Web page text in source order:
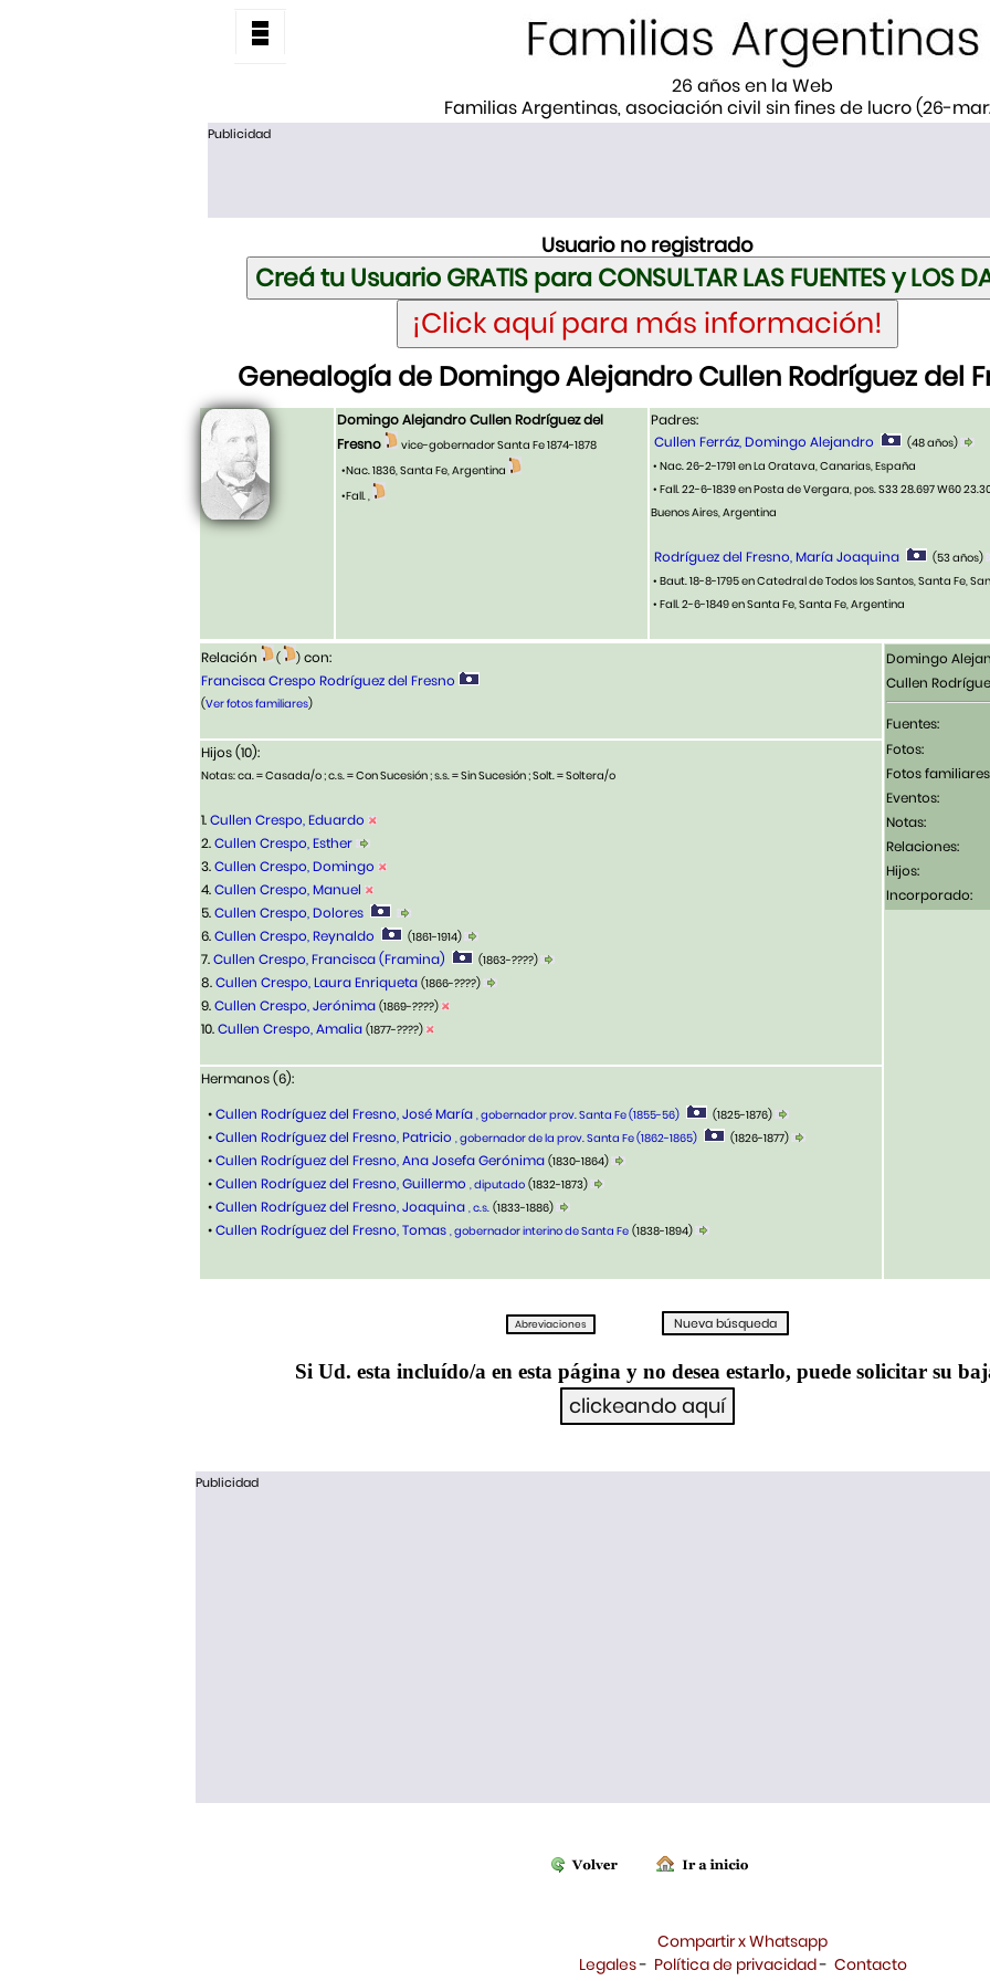
26 años en la Web
Familias Argentinas, asociación civil sin fines de lucro (26-
Publicidad
Usuario no registrado
Genealogía de Domingo Alejandro Cullen Rodríguez del
Domingo Alejandro Cullen Rodríguez del
Fresno
vice-gobernador Santa Fe 1874-1878
•Nac. 1836, Santa Fe, Argentina
•Fall. ,
Padres:
Cullen Ferráz, Domingo Alejandro
(48 años)
• Nac. 26-2-1791 en La Oratava, Canarias, España
• Fall. 22-6-1839 en Posta de Vergara, pos. S33 28.697 W60
Buenos Aires, Argentina
Rodríguez del Fresno, María Joaquina
(53 años)
• Baut. 18-8-1795 en Catedral de Todos los Santos, Santa Fe,
• Fall. 2-6-1849 en Santa Fe, Santa Fe, Argentina
Relación ( ) con:
Francisca Crespo Rodríguez del Fresno
(Ver fotos familiares)
Domingo
Cullen
Fuentes:
Fotos:
Fotos
Eventos:
Notas:
Relaciones:
Hijos:
Incorporado:
Hijos (10):
Notas: ca. = Casada/o ; c.s. = Con Sucesión ; s.s. = Sin Sucesión ; Solt. = Soltera/o
1.Cullen Crespo, Eduardo
2.Cullen Crespo, Esther
3.Cullen Crespo, Domingo
4.Cullen Crespo, Manuel
5.Cullen Crespo, Dolores
6.Cullen Crespo, Reynaldo (1861-1914)
7.Cullen Crespo, Francisca (Framina) (1863-????)
8.Cullen Crespo, Laura Enriqueta (1866-????)
9.Cullen Crespo, Jerónima (1869-????)
10.Cullen Crespo, Amalia (1877-????)
Hermanos (6):
•Cullen Rodríguez del Fresno, José María , gobernador prov. Santa Fe (1855-56) (1825-1876)
•Cullen Rodríguez del Fresno, Patricio , gobernador de la prov. Santa Fe (1862-1865) (1826-1877)
•Cullen Rodríguez del Fresno, Ana Josefa Gerónima (1830-1864)
•Cullen Rodríguez del Fresno, Guillermo , diputado (1832-1873)
•Cullen Rodríguez del Fresno, Joaquina , c.s. (1833-1886)
•Cullen Rodríguez del Fresno, Tomas , gobernador interino de Santa Fe (1838-1894)
Si Ud. esta incluído/a en esta página y no desea estarlo, puede solicitar su
Publicidad
Compartir x Whatsapp
Legales- Política de privacidad- Contacto